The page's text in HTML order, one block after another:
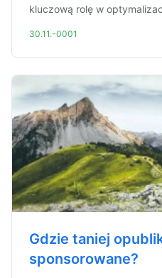
kluczową rolę w
30.11.-0001
Gdzie taniej
sponsorowane?